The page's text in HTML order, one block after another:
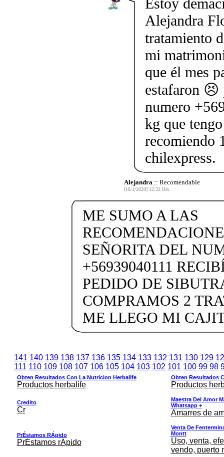
Alejandra
tratamiento
mi
que él mes
estafaron 😣
numero
kg que
recomiendo
chilexpress.
Alejandra :: Recomendable
[18/1/2020] 12:33 Hrs.
ME SUMO A LAS
SEÑORITA DEL
+56939040111
PEDIDO DE
COMPRAMOS 2
ME LLEGO MI
141 140 139 138 137 136 135 134 133 132 131 130 129
111 110 109 108 107 106 105 104 103 102 101 100 99 98
Obten Resultados Con La Nutricion Herbalife
Productos herbalife
Obten Resultados
Productos
Credito
Cr
Maestra Del Amor
Whatsapp +
Amarres de
PrÉstamos RÁpido
PrÉstamos rÁpido
Venta De
Montt
Uso, venta,
vendo, puerto